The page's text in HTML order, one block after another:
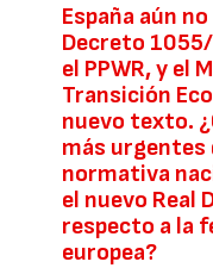
España aún
Decreto
el PPWR, y el
Transición
nuevo texto.
más urgentes
normativa
el nuevo Real
respecto a la
europea?